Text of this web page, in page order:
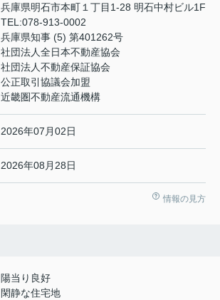
兵庫県明石市本町１丁目1-28 明石中村ビル1F
TEL:078-913-0002
兵庫県知事 (5) 第401262号
社団法人全日本不動産協会
社団法人不動産保証協会
公正取引協議会加盟
近畿圏不動産流通機構
2026年07月02日
2026年08月28日
情報の見方
陽当り良好
閑静な住宅地